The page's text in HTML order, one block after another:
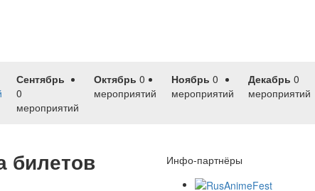
Сентябрь
0
мероприятий
Октябрь 0
мероприятий
Ноябрь 0
мероприятий
Декабрь 0
мероприятий
билетов Инфо-партнёры